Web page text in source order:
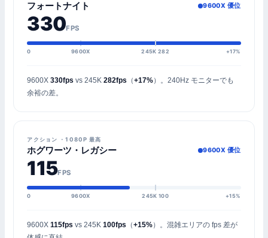
フォートナイト 9600X 優位
330FPS
0 9600X 245K 282 +17%
9600X330fps vs 245K282fps （+17%）。240Hz モニターでも
余裕の差。
アクション ・1080P 最高
ホグワーツ・レガシー 9600X 優位
115FPS
0 9600X 245K 100 +15%
9600X115fps vs 245K100fps （+15%）。混雑エリアの fps 差が